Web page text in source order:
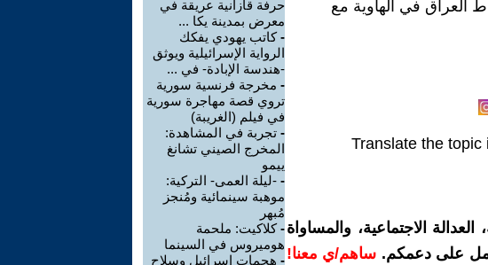
العراق في الهاوية مع
Translate the
الاجتماعية، والمساواة
على دعمكم. ساهم/ي معنا!
حرفة قازانية عريقة في
معرض بمدينة يكا ...
-كاتب يهودي يفكك
الرواية الإسرائيلية ويوثق
-هندسة الإبادة- في ...
- مخرجة فرنسية سورية
تروي قصة مهاجرة سورية
في فيلم (الغريبة)
- تجربة في المشاهدة:
المخرج الصيني تشانغ
ييمو
- -ليلة العمى- التركية:
موهبة سينمائية ومُنجز
مُبهر
-كلاكيت: ملحمة
هوميروس في السينما
- هجمات إسرائيل وسلاح